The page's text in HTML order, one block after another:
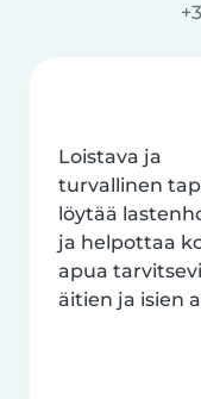
Loistava ja
turvallinen
löytää
ja helpottaa
apua
äitien ja isien